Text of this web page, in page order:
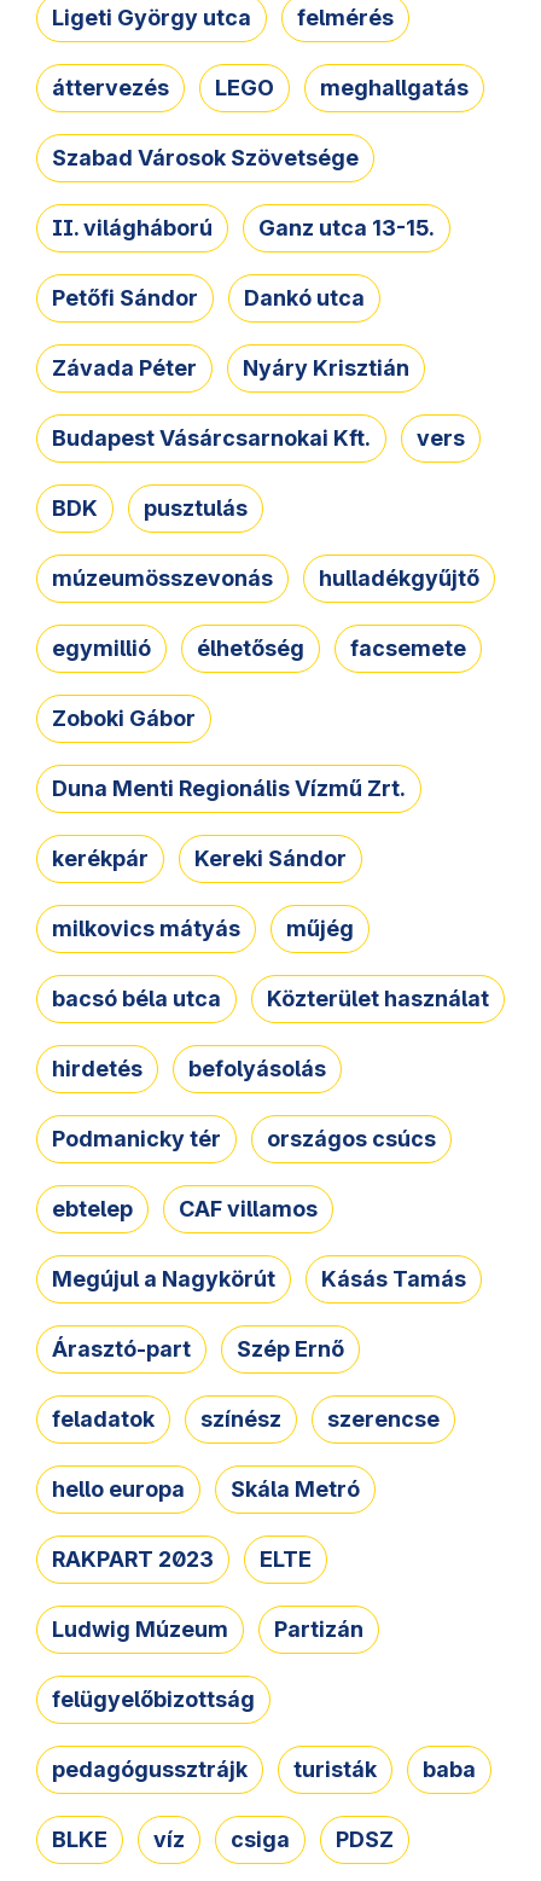
Ligeti György utca felmérés
áttervezés LEGO meghallgatás
Szabad Városok Szövetsége
II. világháború Ganz utca 13-15.
Petőfi Sándor Dankó utca
Závada Péter Nyáry Krisztián
Budapest Vásárcsarnokai Kft. vers
BDK pusztulás
múzeumösszevonás hulladékgyűjtő
egymillió élhetőség facsemete
Zoboki Gábor
Duna Menti Regionális Vízmű Zrt.
kerékpár Kereki Sándor
milkovics mátyás műjég
bacsó béla utca Közterület használat
hirdetés befolyásolás
Podmanicky tér országos csúcs
ebtelep CAF villamos
Megújul a Nagykörút Kásás Tamás
Árasztó-part Szép Ernő
feladatok színész szerencse
hello europa Skála Metró
RAKPART 2023 ELTE
Ludwig Múzeum Partizán
felügyelőbizottság
pedagógussztrájk turisták baba
BLKE víz csiga PDSZ